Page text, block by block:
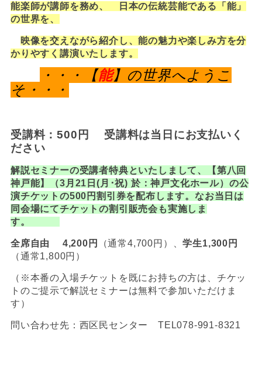
能楽師が講師を務め、 日本の伝統芸能である「能」
の世界を、
映像を交えながら紹介し、能の魅力や楽しみ方を分
かりやすく講演いたします。
・・・【能】の世界へようこ
そ・・・
受講料：500円 受講料は当日にお支払いく
ださい
解説セミナーの受講者特典といたしまして、【第八回
神戸能】（3 月 21 日 ( 月･祝) 於：神戸文化ホール）の公
演チケットの500 円割引券を配布します。なお当日は
同会場にてチケットの割引販売会も実施しま
す。
全席自由 4,200 円 （通常4,700円）、学生1,300 円
（通常1,800円）
（※本番の入場チケットを既にお持ちの方は、チケッ
トのご提示で解説セミナーは無料で参加いただけま
す）
問い合わせ先：西区民センター TEL078-991-8321